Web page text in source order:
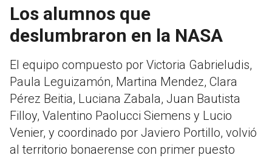
Los alumnos que
deslumbraron en la NASA
El equipo compuesto por Victoria Gabrieludis,
Paula Leguizamón, Martina Mendez, Clara
Pérez Beitia, Luciana Zabala, Juan Bautista
Filloy, Valentino Paolucci Siemens y Lucio
Venier, y coordinado por Javiero Portillo, volvió
al territorio bonaerense con primer puesto